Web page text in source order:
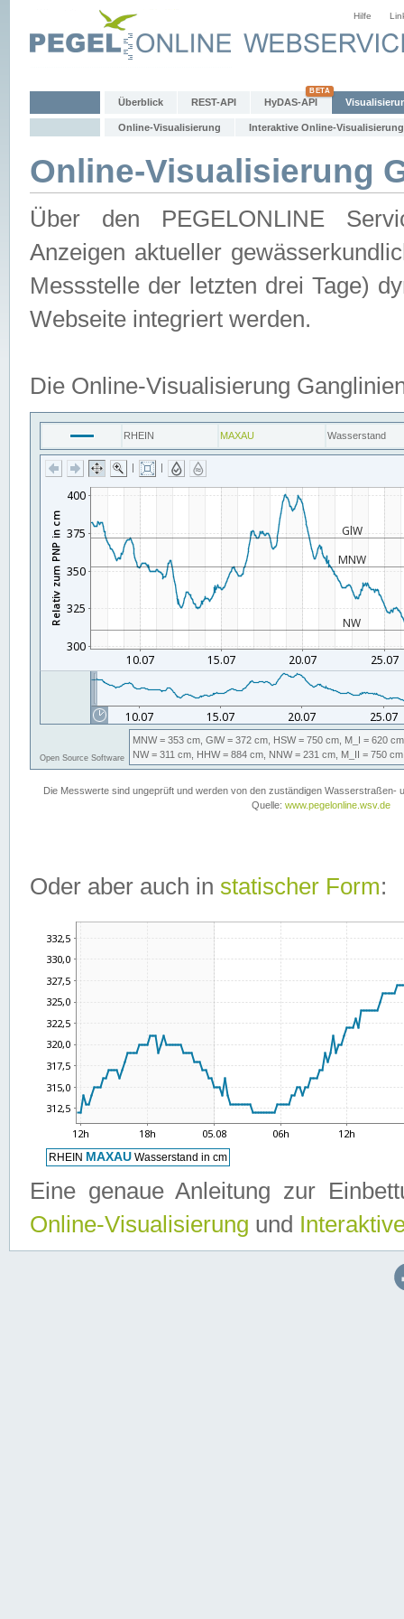
Hilfe
Überblick REST-API HyDAS-API
Online-Visualisierung Interaktive Online-Visualisierung
Online-Visualisierung
Über den PEGELONLINE
Anzeigen aktueller
Messstelle der letzten drei Tage)
Webseite integriert werden.
Die Online-Visualisierung
Oder aber auch in statischer Form:
Eine genaue Anleitung zur
Online-Visualisierung und